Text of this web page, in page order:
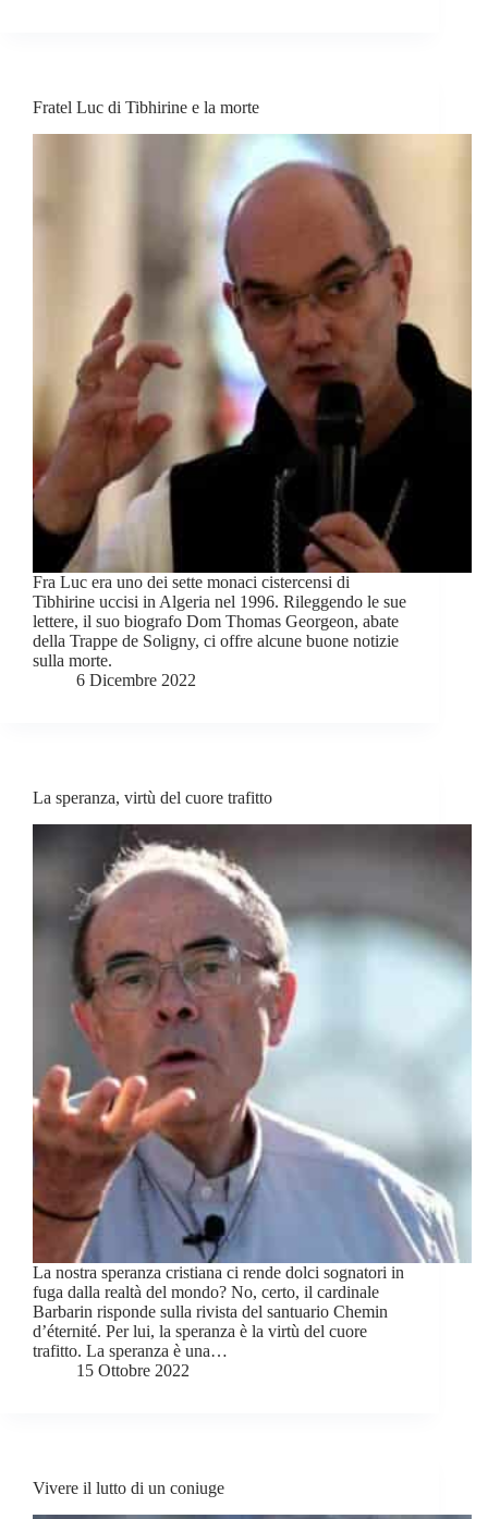
Fratel Luc di Tibhirine e la morte
Fra Luc era uno dei sette monaci cistercensi di
Tibhirine uccisi in Algeria nel 1996. Rileggendo le sue
lettere, il suo biografo Dom Thomas Georgeon, abate
della Trappe de Soligny, ci offre alcune buone notizie
sulla morte.
6 Dicembre 2022
La speranza, virtù del cuore trafitto
La nostra speranza cristiana ci rende dolci sognatori in
fuga dalla realtà del mondo? No, certo, il cardinale
Barbarin risponde sulla rivista del santuario Chemin
d’éternité. Per lui, la speranza è la virtù del cuore
trafitto. La speranza è una…
15 Ottobre 2022
Vivere il lutto di un coniuge